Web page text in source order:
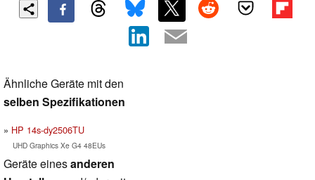
Ähnliche Geräte mit den
selben Spezifikationen
HP 14s-dy2506TU
UHD Graphics Xe G4 48EUs
Geräte einesanderen